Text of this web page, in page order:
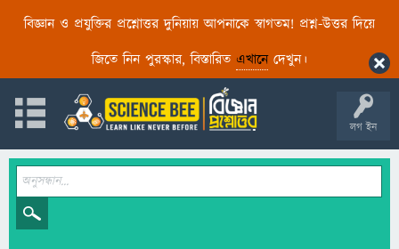
বিজ্ঞান ও প্রযুক্তির প্রশ্নোত্তর দুনিয়ায় আপনাকে স্বাগতম! প্রশ্ন-উত্তর দিয়ে
জিতে নিন পুরস্কার, বিস্তারিত এখানেদেখুন।
লগ ইন